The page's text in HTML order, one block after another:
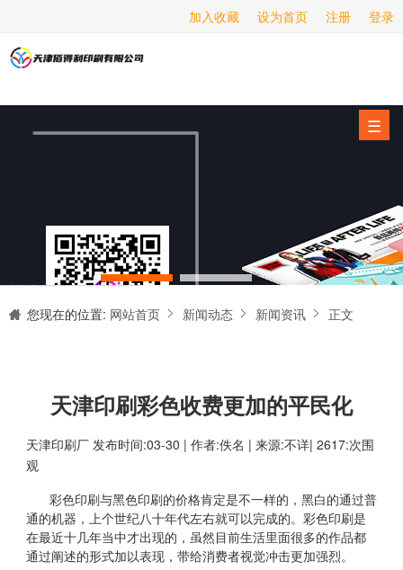
登录
注册
设为首页
加入收藏
☰
海报印刷
服务项目
新闻动态
关于我们
联系我们
您现在的位置: 网站首页 新闻动态 新闻资讯 正文
天津印刷彩色收费更加的平民化
天津印刷厂 发布时间:03-30 | 作者:佚名 | 来源:不详| 2617:次围
观
彩色印刷与黑色印刷的价格肯定是不一样的，黑白的通过普
通的机器，上个世纪八十年代左右就可以完成的。彩色印刷是
在最近十几年当中才出现的，虽然目前生活里面很多的作品都
通过阐述的形式加以表现，带给消费者视觉冲击更加强烈。